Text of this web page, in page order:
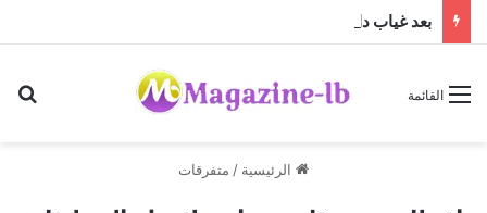
القائمة
الرئيسية / متفرقات